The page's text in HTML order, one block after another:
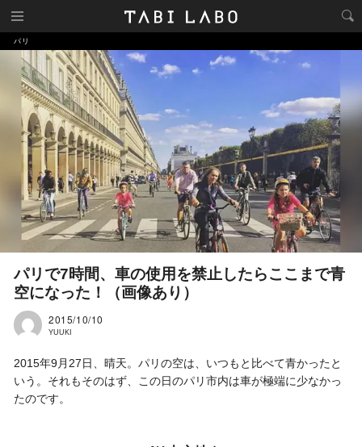
パリ
パリで7時間、車の使用を禁止したらここまで青
空になった！（画像あり）
2015/10/10
YUUKI
2015年9月27日、晴天。パリの空は、いつもと比べて青かったと
いう。それもそのはず、この日のパリ市内は車が極端に少なかっ
たのです。